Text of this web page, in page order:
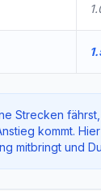
Strecken
kommt.
mitbringt und